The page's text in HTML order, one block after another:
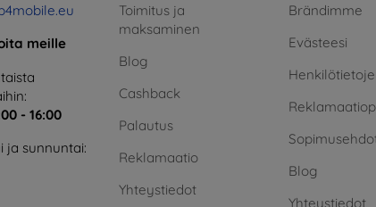
meille
- 16:00
ja sunnuntai:
Toimitus ja
maksaminen
Blog
Cashback
Palautus
Reklamaatio
Yhteystiedot
Brändimme
Evästeesi
Blog
Yhteystiedot